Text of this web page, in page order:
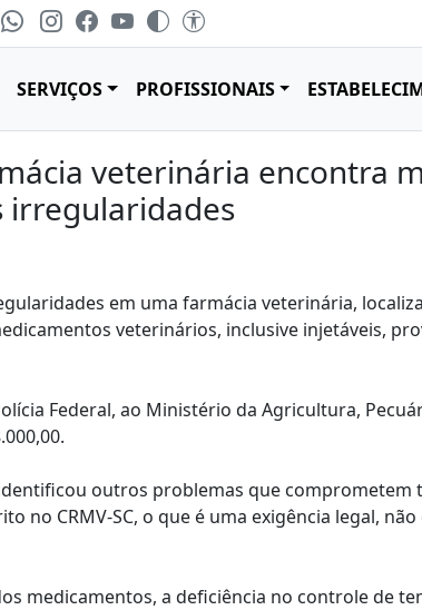
SERVIÇOS PROFISSIONAIS
veterinária encontra
irregularidades
em uma farmácia veterinária,
veterinários, inclusive injetáveis,
Federal, ao Ministério da Agricultura,
outros problemas que
no CRMV-SC, o que é uma exigência legal,
medicamentos, a deficiência no controle de